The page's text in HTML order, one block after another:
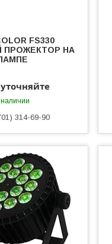
FS330
ПРОЖЕКТОР НА
наличии
314-69-90